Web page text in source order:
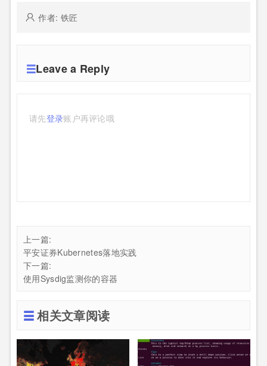
作者: 铁匠
Leave a Reply
请先登录账户再评论哦
上一篇:
平安证券Kubernetes落地实践
下一篇:
使用Sysdig监测你的容器
相关文章阅读